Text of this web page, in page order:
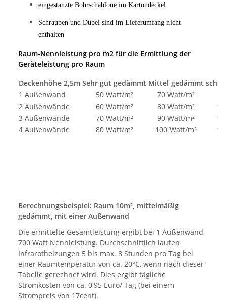
eingestanzte Bohrschablone im Kartondeckel
Schrauben und Dübel sind im Lieferumfang nicht
enthalten
Raum-Nennleistung pro m2 für die Ermittlung der
Geräteleistung pro Raum
Deckenhöhe 2,5m Sehr gut gedämmt Mittel gedämmt
1 Außenwand
50 Watt/m² 70 Watt/m²
2 Außenwände
60 Watt/m² 80 Watt/m²
3 Außenwände
70 Watt/m² 90 Watt/m²
4 Außenwände
80 Watt/m² 100 Watt/m²
Berechnungsbeispiel: Raum 10m², mittelmäßig
gedämmt, mit einer Außenwand
Die ermittelte Gesamtleistung ergibt bei 1 Außenwand,
700 Watt Nennleistung. Durchschnittlich laufen
Infrarotheizungen 5 bis max. 8 Stunden pro Tag bei
einer Raumtemperatur von ca. 20°C, wenn nach dieser
Tabelle gerechnet wird. Dies ergibt tägliche
Stromkosten von ca. 0,95 Euro/ Tag (bei einem
Strompreis von 17cent).